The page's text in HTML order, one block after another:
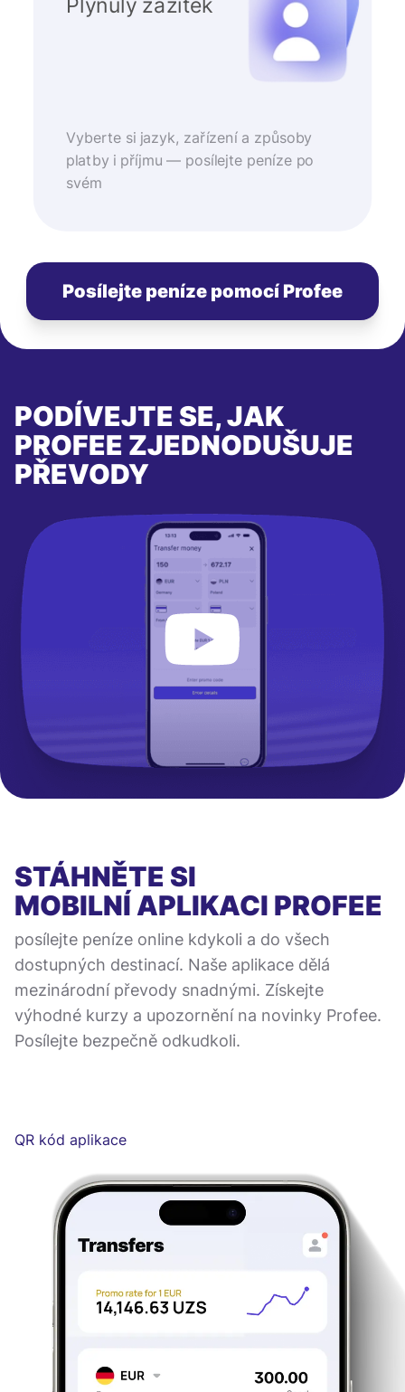
Plynulý zážitek
Vyberte si jazyk, zařízení a způsoby
platby i příjmu — posílejte peníze po
svém
Posílejte peníze pomocí Profee
PODÍVEJTE SE, JAK
PROFEE ZJEDNODUŠUJE
PŘEVODY
STÁHNĚTE SI
MOBILNÍ APLIKACI PROFEE
posílejte peníze online kdykoli a do všech
dostupných destinací. Naše aplikace dělá
mezinárodní převody snadnými. Získejte
výhodné kurzy a upozornění na novinky Profee.
Posílejte bezpečně odkudkoli.
QR kód aplikace